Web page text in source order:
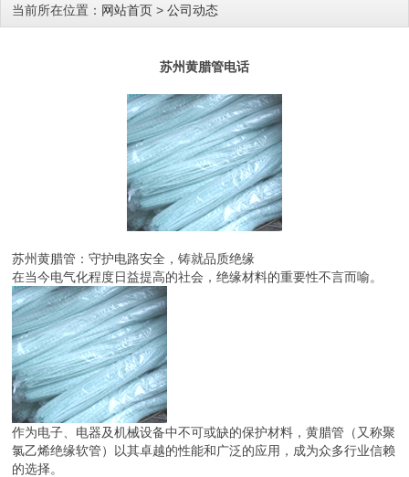
当前所在位置： 网站首页 > 公司动态
苏州黄腊管电话
苏州黄腊管：守护电路安全，铸就品质绝缘
在当今电气化程度日益提高的社会，绝缘材料的重要性不言而喻。
作为电子、电器及机械设备中不可或缺的保护材料，黄腊管（又称聚
氯乙烯绝缘软管）以其卓越的性能和广泛的应用，成为众多行业信赖
的选择。